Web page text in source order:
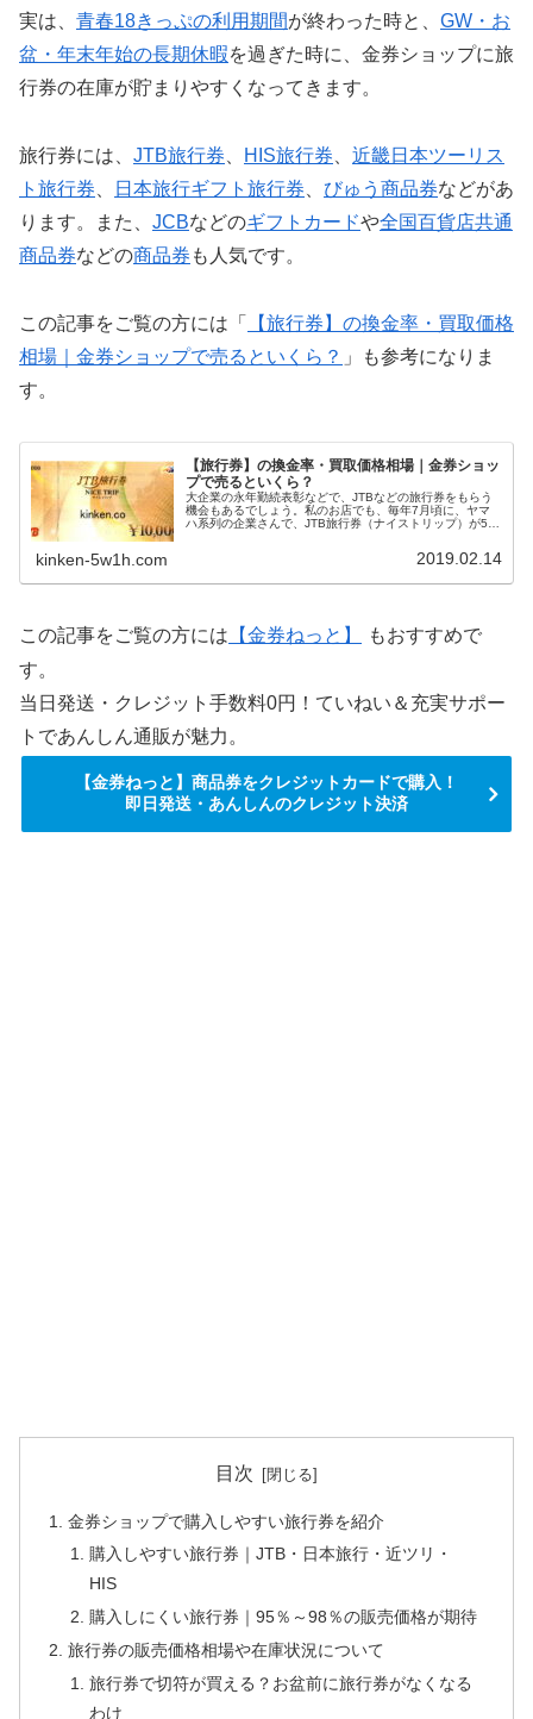
実は、 青春18きっぷの利用期間が終わった時と、 GW・お
盆・年末年始の長期休暇を過ぎた時に、金券ショップに旅
行券の在庫が貯まりやすくなってきます。
旅行券には、 JTB旅行券 HIS旅行券
近畿日本ツーリス
ト旅行券
日本旅行ギフト旅行券 びゅう商品券などがあ
ります。また、 JCBなどのギフトカードや全国百貨店共通
商品券などの商品券 も人気です。
この記事をご覧の方には「
【旅行券】の換金率・買取価格
相場｜金券ショップで売るといくら？ 」も参考になりま
す。
【旅行券】の換金率・買取価格相場｜金券ショッ
プで売るといくら？
大企業の永年勤続表彰などで、JTBなどの旅行券をもらう
機会もあるでしょう。私のお店でも、毎年7月頃に、ヤマ
ハ系列の企業さんで、JTB旅行券（ナイストリップ）が5万
らった時、金券ショップでの買取価格や換金率を調べる人
での旅行券の換金率・買取価格相場をお伝えします。
kinken-5w1h.com 2019.02.14
この記事をご覧の方には 【金券ねっと】
もおすすめで
す。
当日発送・クレジット手数料0円！ていねい＆充実サポー
トであんしん通販が魅力。
【金券ねっと】商品券をクレジットカードで購入！
即日発送・あんしんのクレジット決済
目次
金券ショップで購入しやすい旅行券を紹介
購入しやすい旅行券｜JTB・日本旅行・近ツリ・
HIS
購入しにくい旅行券｜95％～98％の販売価格が期待
旅行券の販売価格相場や在庫状況について
旅行券で切符が買える？お盆前に旅行券がなくなる
わけ